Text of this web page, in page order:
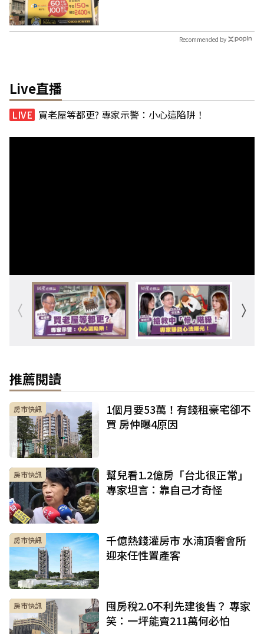
Recommended by
Live直播
買老屋等都更? 專家示警：小心這陷阱！
推薦閱讀
房市快訊
1個月要53萬！有錢租豪宅卻不
買 房仲曝4原因
房市快訊
幫兒看1.2億房「台北很正常」
專家坦言：靠自己才奇怪
房市快訊
千億熱錢灌房市 水湳頂奢會所
迎來任性置產客
房市快訊
囤房稅2.0不利先建後售？ 專家
笑：一坪能賣211萬何必怕